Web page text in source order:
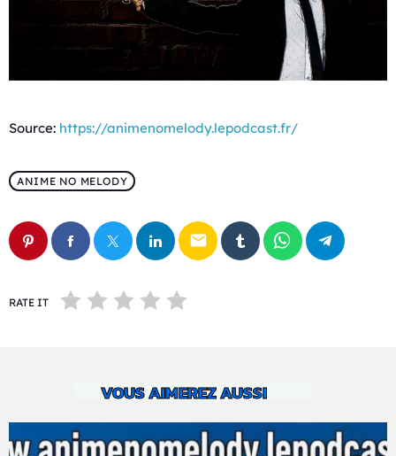
Source: https://animenomelody.lepodcast.fr/
ANIME NO MELODY
email
RATE IT
VOUS AIMEREZ AUSSI